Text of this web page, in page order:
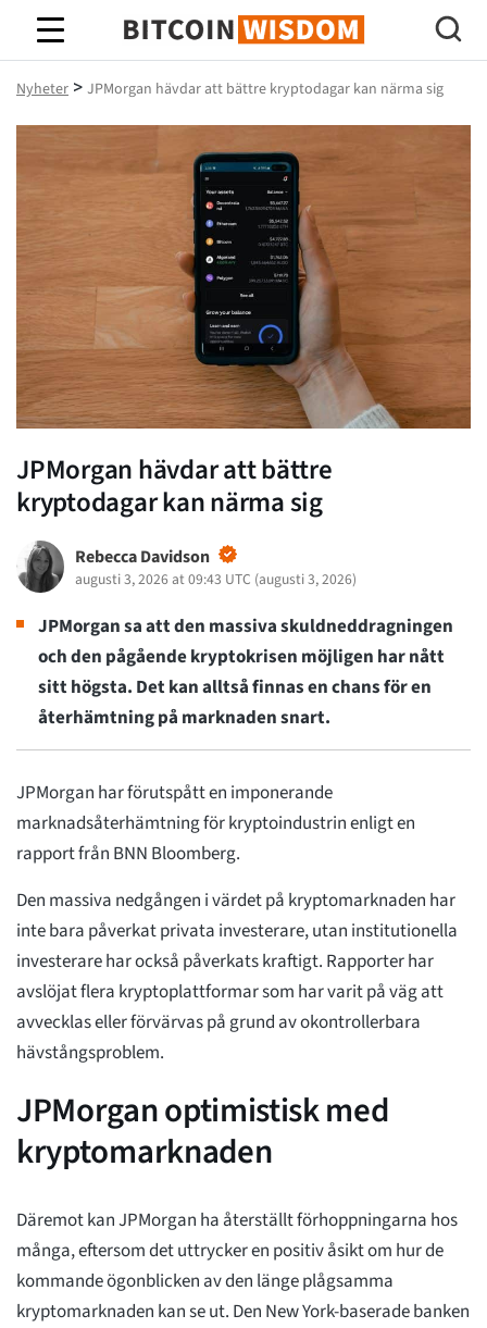
Bitcoin Wisdom
Nyheter > JPMorgan hävdar att bättre kryptodagar kan närma sig
JPMorgan hävdar att bättre
kryptodagar kan närma sig
Rebecca Davidson
augusti 3, 2026 at 09:43 UTC (augusti 3, 2026)
JPMorgan sa att den massiva skuldneddragningen
och den pågående kryptokrisen möjligen har nått
sitt högsta. Det kan alltså finnas en chans för en
återhämtning på marknaden snart.
JPMorgan har förutspått en imponerande
marknadsåterhämtning för kryptoindustrin enligt en
rapport från BNN Bloomberg.
Den massiva nedgången i värdet på kryptomarknaden har
inte bara påverkat privata investerare, utan institutionella
investerare har också påverkats kraftigt. Rapporter har
avslöjat flera kryptoplattformar som har varit på väg att
avvecklas eller förvärvas på grund av okontrollerbara
hävstångsproblem.
JPMorgan optimistisk med
kryptomarknaden
Däremot kan JPMorgan ha återställt förhoppningarna hos
många, eftersom det uttrycker en positiv åsikt om hur de
kommande ögonblicken av den länge plågsamma
kryptomarknaden kan se ut. Den New York-baserade banken